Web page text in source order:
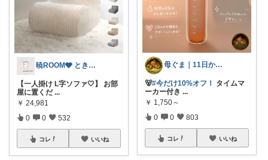
暁ROOM🩶 ときめく暮らしのセレクト
【一人掛け L字ソファ🤍】 お部
屋に置くだ ...
￥ 24,981
0 0 532
コレ いいね
母ぐま｜11日から夏休みモード🌻
🐻#今だけ10%オフ！
タイムマ
ーカー付き ...
￥ 1,750～
0 0 803
コレ いいね